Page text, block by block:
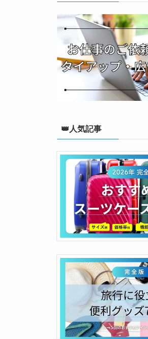
👑人気記事